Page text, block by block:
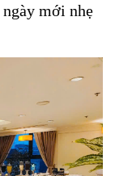
mới nhẹ